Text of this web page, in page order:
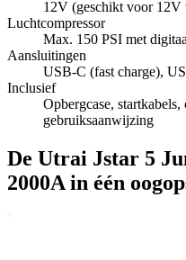
12V (geschikt voor 12V
Luchtcompressor
Max. 150 PSI met
Aansluitingen
USB-C (fast charge),
Inclusief
Opbergcase, startkabels,
gebruiksaanwijzing
De Utrai Jstar 5
2000A in één